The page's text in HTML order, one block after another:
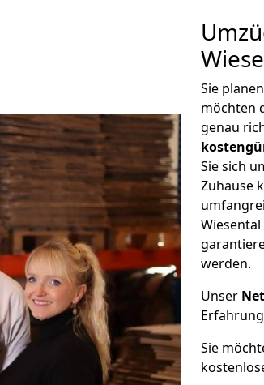
Sie
möchten
genau
Sie sich
Zuhause
werden.
Unser
Sie